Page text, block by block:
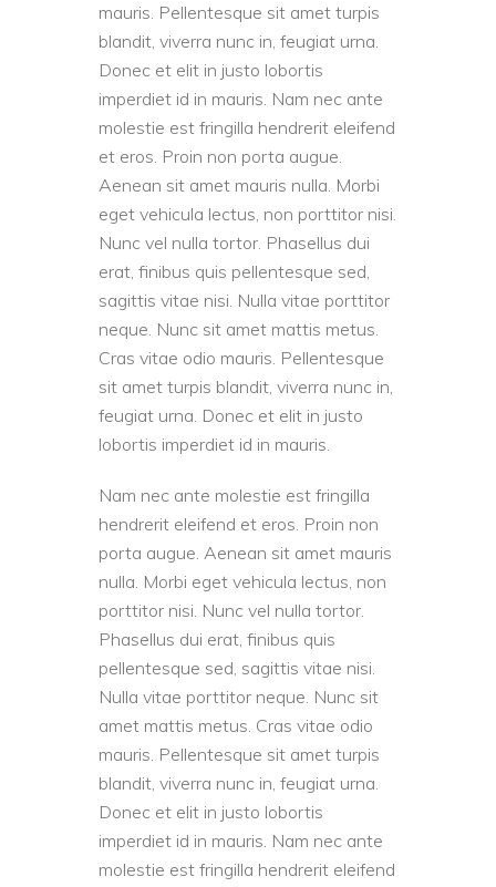
mauris. Pellentesque sit amet turpis
blandit, viverra nunc in, feugiat urna.
Donec et elit in justo lobortis
imperdiet id in mauris. Nam nec ante
molestie est fringilla hendrerit eleifend
et eros. Proin non porta augue.
Aenean sit amet mauris nulla. Morbi
eget vehicula lectus, non porttitor nisi.
Nunc vel nulla tortor. Phasellus dui
erat, finibus quis pellentesque sed,
sagittis vitae nisi. Nulla vitae porttitor
neque. Nunc sit amet mattis metus.
Cras vitae odio mauris. Pellentesque
sit amet turpis blandit, viverra nunc in,
feugiat urna. Donec et elit in justo
lobortis imperdiet id in mauris.
Nam nec ante molestie est fringilla
hendrerit eleifend et eros. Proin non
porta augue. Aenean sit amet mauris
nulla. Morbi eget vehicula lectus, non
porttitor nisi. Nunc vel nulla tortor.
Phasellus dui erat, finibus quis
pellentesque sed, sagittis vitae nisi.
Nulla vitae porttitor neque. Nunc sit
amet mattis metus. Cras vitae odio
mauris. Pellentesque sit amet turpis
blandit, viverra nunc in, feugiat urna.
Donec et elit in justo lobortis
imperdiet id in mauris. Nam nec ante
molestie est fringilla hendrerit eleifend